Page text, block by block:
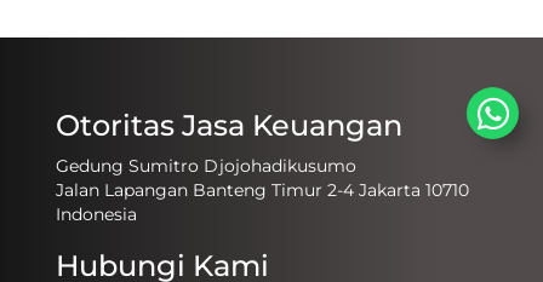
Otoritas Jasa Keuangan
Gedung Sumitro Djojohadikusumo
Jalan Lapangan Banteng Timur 2-4 Jakarta 10710
Indonesia
Hubungi Kami